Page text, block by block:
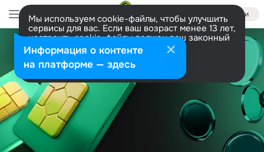
Войти
Мы используем cookie-файлы, чтобы улучшить
сервисы для вас. Если ваш возраст менее 13 лет,
настроить cookie-файлы должен ваш законный
представитель. Больше информации
Разрешить все Настроить
Информация о контенте
на платформе — здесь